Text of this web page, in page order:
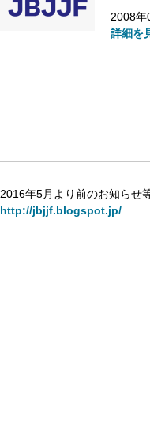
2008年
詳細を
2016年5月より前のお知らせ
http://jbjjf.blogspot.jp/